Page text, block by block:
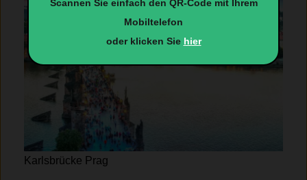
Karlsbrücke Prag
Scannen Sie einfach den QR-Code mit Ihrem
Mobiltelefon
oder klicken Sie hier